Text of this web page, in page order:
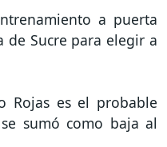
a puerta
de Sucre para elegir a
Rojas es el probable
sumó como baja al